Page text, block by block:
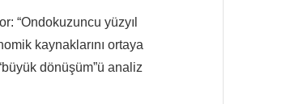
“Ondokuzuncu yüzyıl
kaynaklarını ortaya
dönüşüm”ü analiz